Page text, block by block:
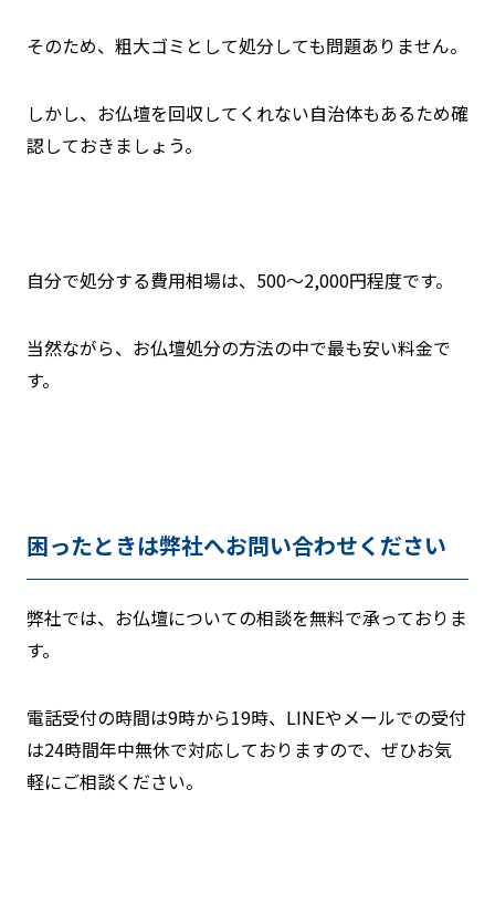
そのため、粗大ゴミとして処分しても問題ありません。
しかし、お仏壇を回収してくれない自治体もあるため確
認しておきましょう。
自分で処分する費用相場は、500〜2,000円程度です。
当然ながら、お仏壇処分の方法の中で最も安い料金で
す。
困ったときは弊社へお問い合わせください
弊社では、お仏壇についての相談を無料で承っておりま
す。
電話受付の時間は9時から19時、LINEやメールでの受付
は24時間年中無休で対応しておりますので、ぜひお気
軽にご相談ください。